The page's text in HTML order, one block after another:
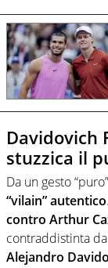
Davidovich
stuzzica il
Da un gesto
“vilain” autentico
contro Arthur
contraddistinta
Alejandro